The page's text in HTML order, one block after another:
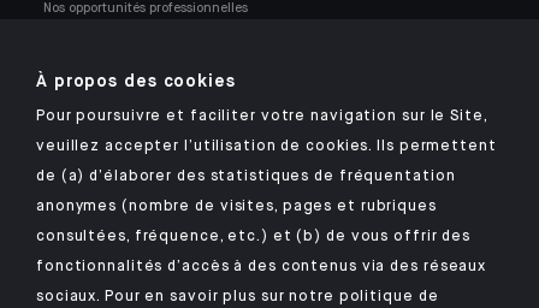
Nos opportunités professionnelles
Retrouvez notre application mobile Indosuez
MENTIONS LÉGALES
À propos des cookies
Pour poursuivre et faciliter votre navigation sur le Site,
veuillez accepter l’utilisation de cookies. Ils permettent
de (a) d’élaborer des statistiques de fréquentation
anonymes (nombre de visites, pages et rubriques
consultées, fréquence, etc.) et (b) de vous offrir des
fonctionnalités d’accès à des contenus via des réseaux
sociaux. Pour en savoir plus sur notre politique de